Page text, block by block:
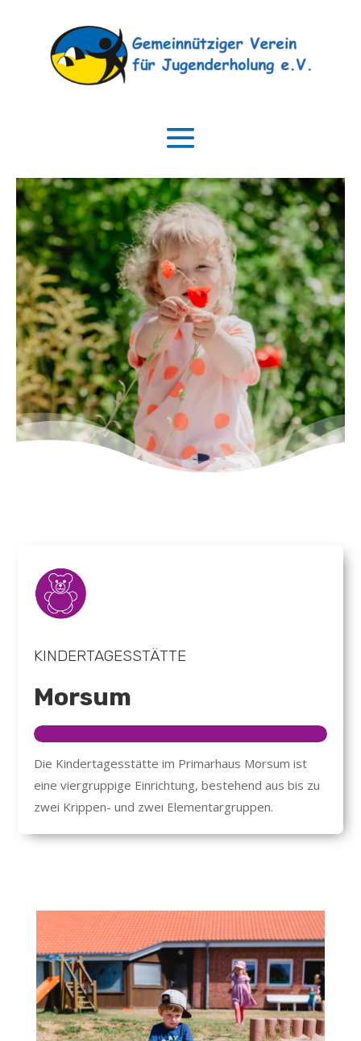
KINDERTAGESSTÄTTE
Morsum
Die Kindertagesstätte im Primarhaus Morsum ist
eine viergruppige Einrichtung, bestehend aus bis zu
zwei Krippen- und zwei Elementargruppen.